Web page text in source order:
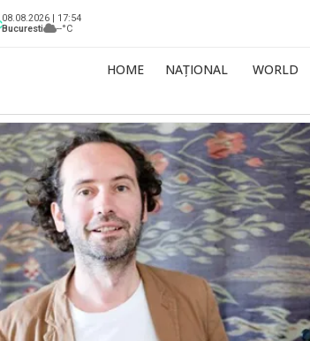
08.08.2026 | 17:54
Bucuresti
--°C
HOME NAȚIONAL WORLD